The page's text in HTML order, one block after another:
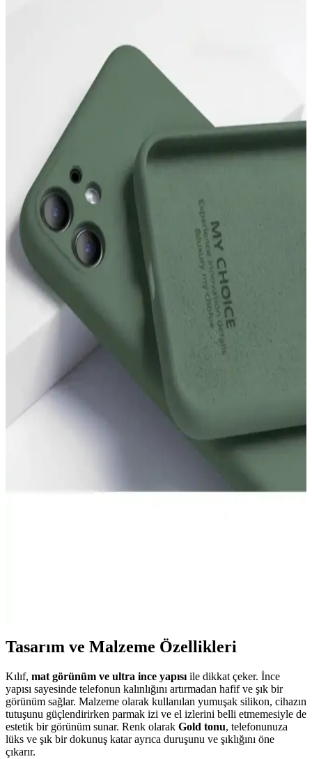
KVK PRİVACY Bordo ve Kaktüs Kılıf
Karşılaştırması: Uygun Seçenekler ve Özellikler
İki kaliteli silikon kılıfın detaylı karşılaştırmasıyla iPhone 13/14 için
en uygun koruma ve tasarım seçeneklerini keşfedin.
iPhone 14 Pro Max için Go Aksesuar ve KVK
PRIVACY kılıflarının detaylı karşılaştırması
İki popüler iPhone 14 Pro Max kılıfı olan Go Aksesuar ve KVK
PRIVACY'nin özellikleri, kullanıcı yorumları ve karşılaştırmasıyla
en uygun seçimi yapmanızı sağlayacak bilgiler.
Go Aksesuar iPhone 13 ve 14 Kamera Korumalı
Kılıf Karşılaştırması ve Özellikleri
İki popüler Go Aksesuar iPhone kılıfını karşılaştırıyoruz. Siyah ve
lacivert renk seçenekleri, malzeme kalitesi, kamera koruma
özellikleri ve uyumluluk detaylarıyla telefonunuzu en iyi şekilde
koruyan modeller.
Huawei Mate 20 Lite İçin Fibaks ve mooodcase
Kılıflarının Detaylı Karşılaştırması
Huawei Mate 20 Lite kullanıcıları için Fibaks ve mooodcase
kılıflarını karşılaştırıyoruz. Koruma, tasarım ve kullanıcı
memnuniyeti açısından detaylı bilgi edinerek en iyi seçimi
yapabilirsiniz.
iPhone 15 Pro İçin En İyi Kılıf Seçenekleri
Tasarım ve Malzeme Özellikleri
Kılıf, mat görünüm ve ultra ince yapısı ile dikkat çeker. İnce
yapısı sayesinde telefonun kalınlığını artırmadan hafif ve şık bir
görünüm sağlar. Malzeme olarak kullanılan yumuşak silikon, cihazın
tutuşunu güçlendirirken parmak izi ve el izlerini belli etmemesiyle de
estetik bir görünüm sunar. Renk olarak Gold tonu, telefonunuza
lüks ve şık bir dokunuş katar ayrıca duruşunu ve şıklığını öne
çıkarır.